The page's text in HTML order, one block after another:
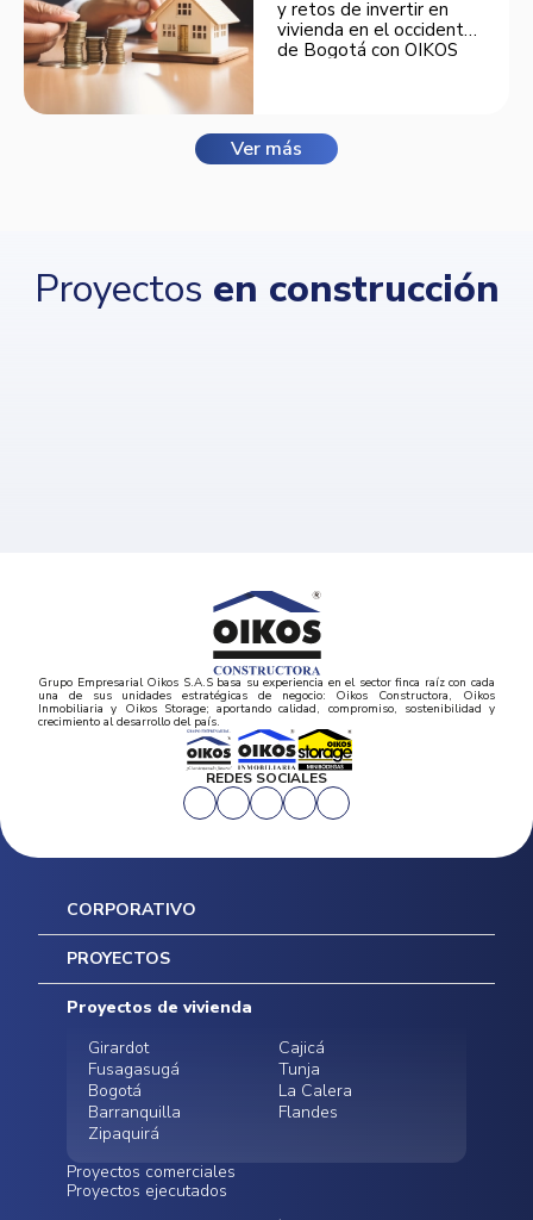
y retos de invertir en
vivienda en el occidente
de Bogotá con OIKOS
Ver más
Proyectos en construcción
Grupo Empresarial Oikos S.A.S basa su experiencia en el sector finca raíz con cada
una de sus unidades estratégicas de negocio: Oikos Constructora, Oikos
Inmobiliaria y Oikos Storage; aportando calidad, compromiso, sostenibilidad y
crecimiento al desarrollo del país.
REDES SOCIALES
CORPORATIVO
Inicio
Postventas
Contratación Directa
Noticias
PROYECTOS
Proyectos de vivienda
Girardot
Cajicá
Fusagasugá
Tunja
Bogotá
La Calera
Barranquilla
Flandes
Zipaquirá
Proyectos comerciales
Proyectos ejecutados